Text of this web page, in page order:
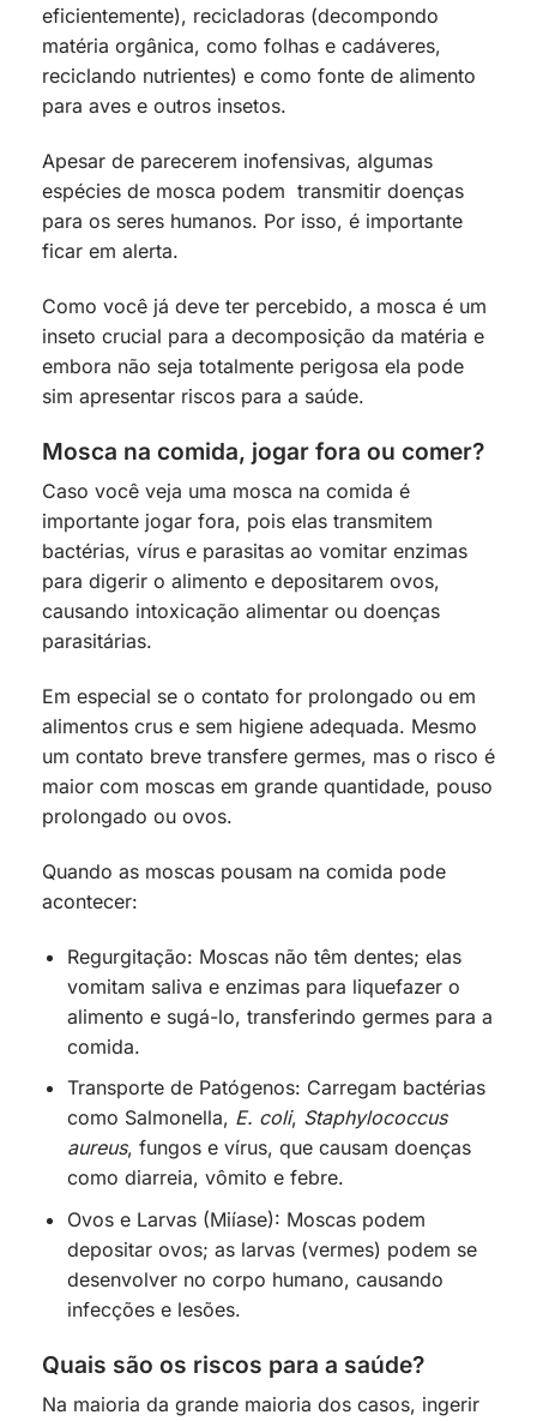
eficientemente), recicladoras (decompondo
matéria orgânica, como folhas e cadáveres,
reciclando nutrientes) e como fonte de alimento
para aves e outros insetos.
Apesar de parecerem inofensivas, algumas
espécies de mosca podem transmitir doenças
para os seres humanos. Por isso, é importante
ficar em alerta.
Como você já deve ter percebido, a mosca é um
inseto crucial para a decomposição da matéria e
embora não seja totalmente perigosa ela pode
sim apresentar riscos para a saúde.
Mosca na comida, jogar fora ou comer?
Caso você veja uma mosca na comida é
importante jogar fora, pois elas transmitem
bactérias, vírus e parasitas ao vomitar enzimas
para digerir o alimento e depositarem ovos,
causando intoxicação alimentar ou doenças
parasitárias.
Em especial se o contato for prolongado ou em
alimentos crus e sem higiene adequada. Mesmo
um contato breve transfere germes, mas o risco é
maior com moscas em grande quantidade, pouso
prolongado ou ovos.
Quando as moscas pousam na comida pode
acontecer:
Regurgitação: Moscas não têm dentes; elas
vomitam saliva e enzimas para liquefazer o
alimento e sugá-lo, transferindo germes para a
comida.
Transporte de Patógenos: Carregam bactérias
como Salmonella, E. coli, Staphylococcus
aureus, fungos e vírus, que causam doenças
como diarreia, vômito e febre.
Ovos e Larvas (Miíase): Moscas podem
depositar ovos; as larvas (vermes) podem se
desenvolver no corpo humano, causando
infecções e lesões.
Quais são os riscos para a saúde?
Na maioria da grande maioria dos casos, ingerir